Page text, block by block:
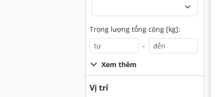
Trọng lượng tổng cộng [kg]:
-
Xem thêm
Vị trí